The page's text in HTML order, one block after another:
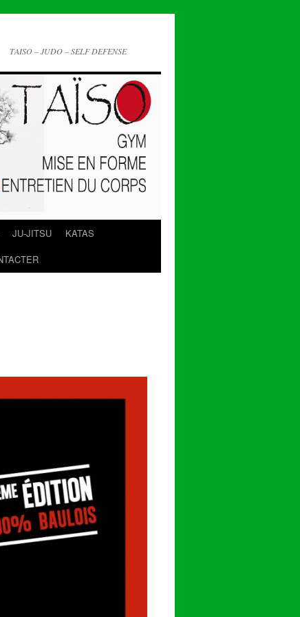
TAISO – JUDO – SELF DEFENSE
JU-JITSU
KATAS